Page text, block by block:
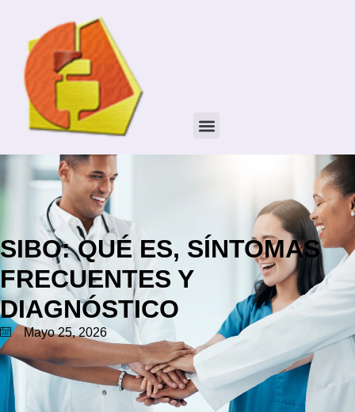
SIBO: QUÉ ES, SÍNTOMAS
FRECUENTES Y
DIAGNÓSTICO
Mayo 25, 2026